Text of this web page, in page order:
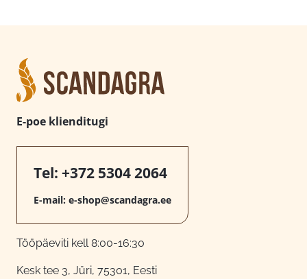
E-poe klienditugi
Tel: +372 5304 2064
E-mail: e-shop@scandagra.ee
Tööpäeviti kell 8:00-16:30
Kesk tee 3, Jüri, 75301, Eesti